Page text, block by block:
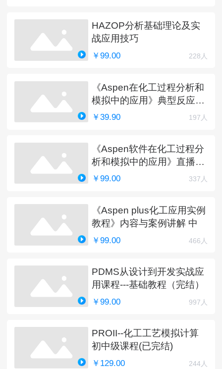
HAZOP分析基础理论及实
战应用技巧
￥99.00 228人
《Aspen在化工过程分析和
模拟中的应用》典型反应工
艺详解
￥39.90 197人
《Aspen软件在化工过程分
析和模拟中的应用》直播课
程（完）
￥99.00 337人
《Aspen plus化工应用实例
教程》内容与案例讲解 中
￥99.00 466人
PDMS从设计到开发实战应
用课程---基础教程（完结）
￥99.00 997人
PROII--化工工艺模拟计算
初中级课程(已完结)
￥129.00 244人